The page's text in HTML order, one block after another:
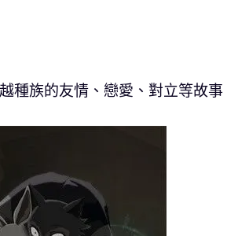
種族的友情、戀愛、對立等故事